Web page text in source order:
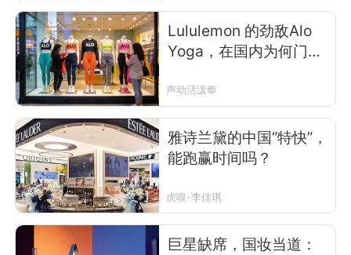
Lululemon 的劲敌Alo
Yoga，在国内为何门店
声动活泼©
雅诗兰黛的中国“特快”，
能跑赢时间吗？
虎嗅-李佳琪
巨星缺席，国妆当道：